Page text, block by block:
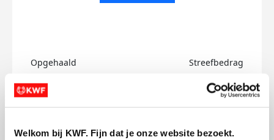
Welkom bij KWF. Fijn dat je onze website bezoekt.
Opgehaald Streefbedrag